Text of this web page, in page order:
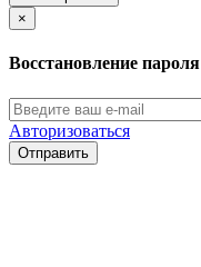
×
Восстановление пароля
Авторизоваться
Отправить